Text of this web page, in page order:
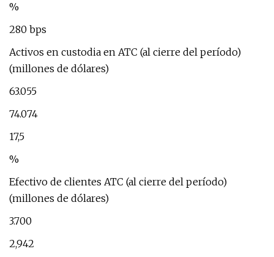
%
280 bps
Activos en custodia en ATC (al cierre del período)
(millones de dólares)
63.055
74.074
17,5
%
Efectivo de clientes ATC (al cierre del período)
(millones de dólares)
3.700
2,942